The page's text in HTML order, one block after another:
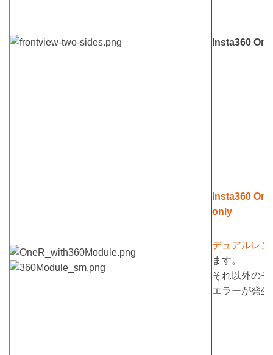
Insta360
Insta360
only
デュアルレ
ます。
それ以外の
エラーが発